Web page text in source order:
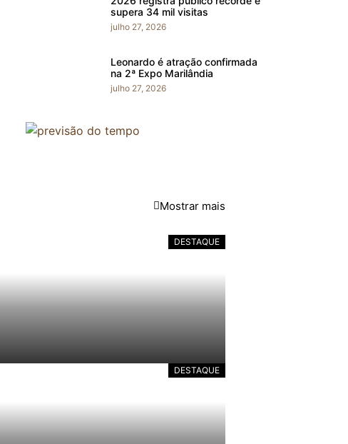
supera 34 mil visitas
julho 27, 2026
Leonardo é atração confirmada
na 2ª Expo Marilândia
julho 27, 2026
Mostrar mais
DESTAQUE
DESTAQUE